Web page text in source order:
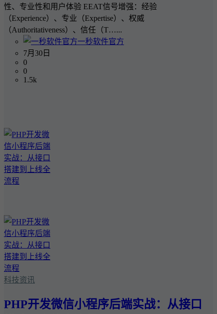
性、专业性和用户体验 EEAT信号增强：经验
（Experience）、专业（Expertise）、权威
（Authoritativeness）、信任（T…...
一秒软件官方
7月30日
0
0
1.5k
科技资讯
PHP开发微信小程序后端实战：从接口